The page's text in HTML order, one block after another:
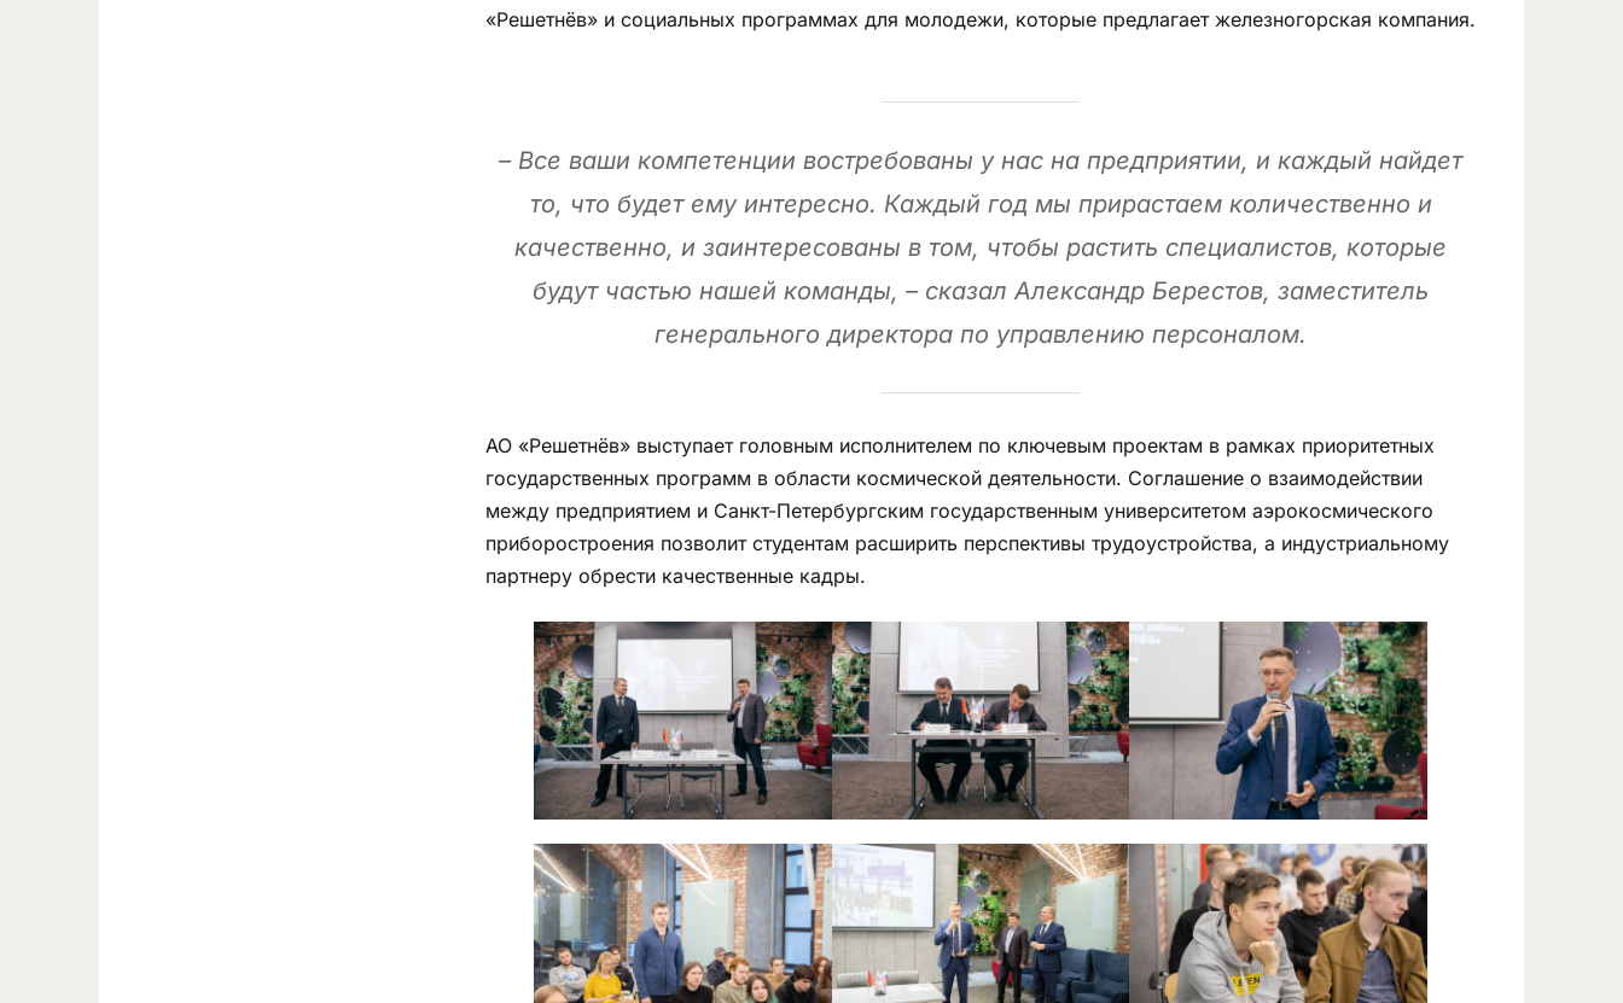
«Решетнёв» и социальных программах для молодежи, которые предлагает железногорская компания.
– Все ваши компетенции востребованы у нас на предприятии, и каждый найдет
то, что будет ему интересно. Каждый год мы прирастаем количественно и
качественно, и заинтересованы в том, чтобы растить специалистов, которые
будут частью нашей команды, – сказал Александр Берестов, заместитель
генерального директора по управлению персоналом.
АО «Решетнёв» выступает головным исполнителем по ключевым проектам в рамках приоритетных
государственных программ в области космической деятельности. Соглашение о взаимодействии
между предприятием и Санкт-Петербургским государственным университетом аэрокосмического
приборостроения позволит студентам расширить перспективы трудоустройства, а индустриальному
партнеру обрести качественные кадры.